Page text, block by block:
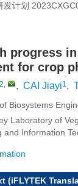
发计划
progress
for crop
, , CAI Jiayi1,
Biosystems
Laboratory of
and Information
(iFLYTEK